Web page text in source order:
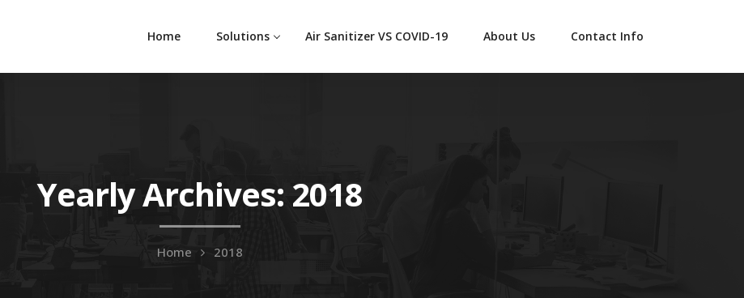
Home Solutions Air Sanitizer VS COVID-19 About Us Contact Info
Yearly Archives: 2018
Home 2018